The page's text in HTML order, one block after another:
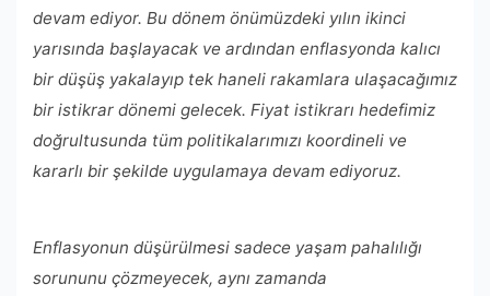
devam ediyor. Bu dönem önümüzdeki yılın ikinci
yarısında başlayacak ve ardından enflasyonda kalıcı
bir düşüş yakalayıp tek haneli rakamlara ulaşacağımız
bir istikrar dönemi gelecek. Fiyat istikrarı hedefimiz
doğrultusunda tüm politikalarımızı koordineli ve
kararlı bir şekilde uygulamaya devam ediyoruz.
Enflasyonun düşürülmesi sadece yaşam pahalılığı
sorununu çözmeyecek, aynı zamanda